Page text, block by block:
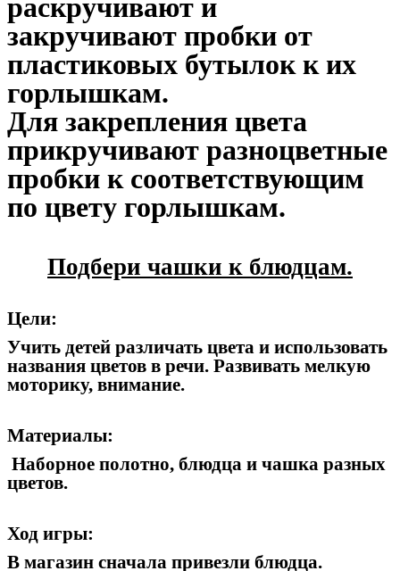
раскручивают и
закручивают пробки от
пластиковых бутылок к их
горлышкам.
Для закрепления цвета
прикручивают разноцветные
пробки к соответствующим
по цвету горлышкам.
Подбери чашки к блюдцам.
Цели:
Учить детей различать цвета и использовать
названия цветов в речи. Развивать мелкую
моторику, внимание.
Материалы:
Наборное полотно, блюдца и чашка разных
цветов.
Ход игры:
В магазин сначала привезли блюдца.